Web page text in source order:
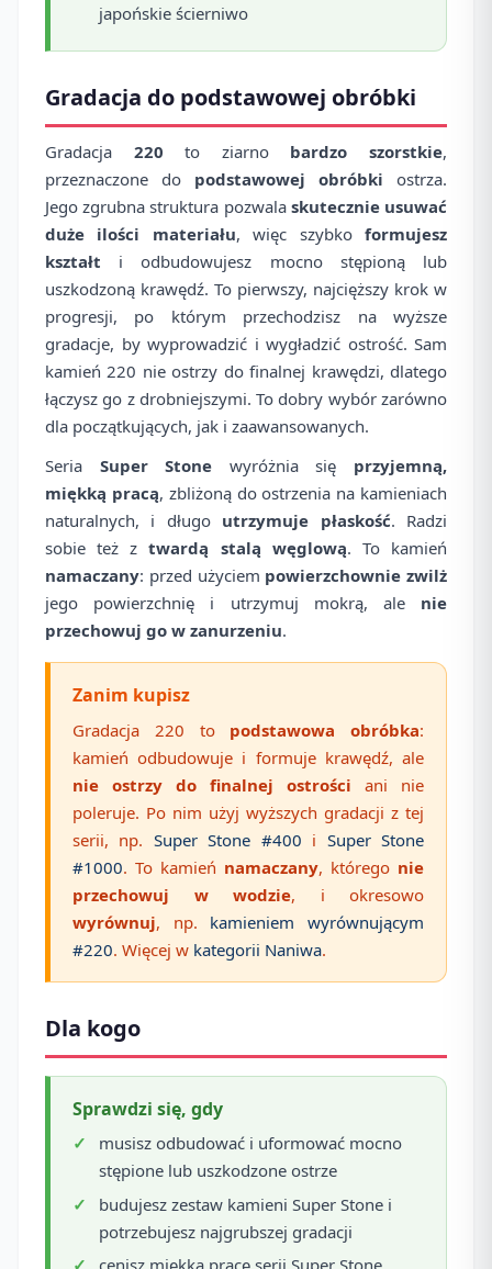
japońskie ścierniwo
Gradacja do podstawowej obróbki
Gradacja 220 to ziarno bardzo szorstkie,
przeznaczone do podstawowej obróbki ostrza.
Jego zgrubna struktura pozwala skutecznie usuwać
duże ilości materiału, więc szybkoformujesz
kształt i odbudowujesz mocno stępioną lub
uszkodzoną krawędź. To pierwszy, najcięższy krok w
progresji, po którym przechodzisz na wyższe
gradacje, by wyprowadzić i wygładzić ostrość. Sam
kamień 220 nie ostrzy do finalnej krawędzi, dlatego
łączysz go z drobniejszymi. To dobry wybór zarówno
dla początkujących, jak i zaawansowanych.
Seria Super Stone wyróżnia się przyjemną,
miękką pracą, zbliżoną do ostrzenia na kamieniach
naturalnych, i długo utrzymuje płaskość. Radzi
sobie też ztwardą stalą węglową. To kamień
namaczany: przed użyciem powierzchownie zwilż
jego powierzchnię i utrzymuj mokrą, ale nie
przechowuj go w zanurzeniu.
Zanim kupisz
Gradacja 220 to podstawowa obróbka:
kamień odbudowuje i formuje krawędź, ale
nie ostrzy do finalnej ostrości ani nie
poleruje. Po nim użyj wyższych gradacji z tej
serii, np. Super Stone #400 i Super Stone
#1000. To kamień namaczany, którego nie
przechowuj w wodzie, i okresowo
wyrównuj, np. kamieniem wyrównującym
#220. Więcej w kategorii Naniwa.
Dla kogo
Sprawdzi się, gdy
musisz odbudować i uformować mocno
stępione lub uszkodzone ostrze
budujesz zestaw kamieni Super Stone i
potrzebujesz najgrubszej gradacji
cenisz miękką pracę serii Super Stone